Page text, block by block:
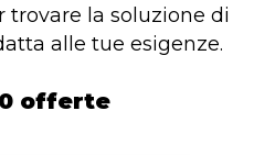
la soluzione di
alle tue esigenze.
offerte